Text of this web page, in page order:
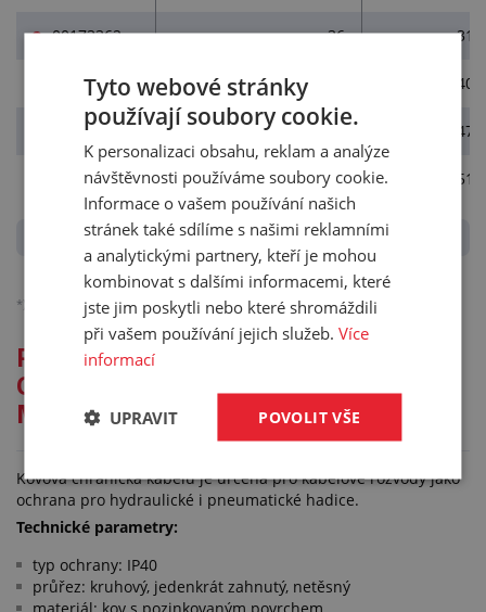
00173362 36 31
00173452 40
00173522 52 47
00173562 56 51
*) Ceny jsou bez DPH, platné pro podnikatele.Podrobněji o účtování DPH.
Podrobný popis pro: KOVOVÁ
CHRÁNIČKA KABELŮ A HADIC
METAL HOSE 101
Kovová chránička kabelů je určena pro kabelové rozvody jako
ochrana pro hydraulické i pneumatické hadice.
Technické parametry:
typ ochrany: IP40
průřez: kruhový, jedenkrát zahnutý, netěsný
Tyto webové stránky
používají soubory cookie.
K personalizaci obsahu, reklam a analýze
návštěvnosti používáme soubory cookie.
Informace o vašem používání našich
stránek také sdílíme s našimi reklamními
a analytickými partnery, kteří je mohou
kombinovat s dalšími informacemi, které
jste jim poskytli nebo které shromáždili
při vašem používání jejich služeb.Více
informací
POVOLIT VŠE
UPRAVIT